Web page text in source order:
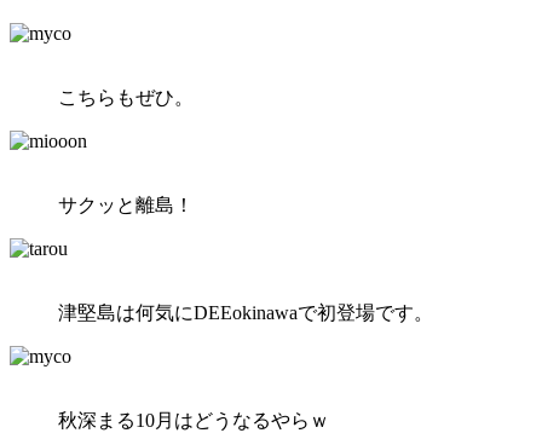
こちらもぜひ。
サクッと離島！
津堅島は何気にDEEokinawaで初登場です。
秋深まる10月はどうなるやらｗ